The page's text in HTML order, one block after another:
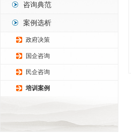
咨询典范
案例选析
政府决策
国企咨询
民企咨询
培训案例